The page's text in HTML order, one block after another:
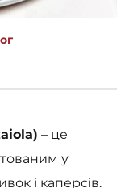
– це
у
і каперсів.